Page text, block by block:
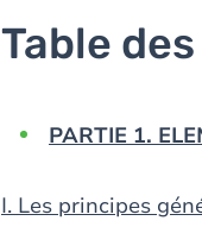
Table
PARTIE 1.
I. Les principes